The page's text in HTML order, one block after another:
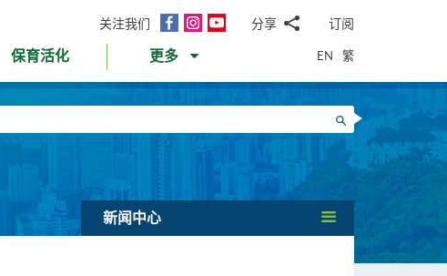
关注我们
面
InstagramYouTube分享
邮WhatsApp
微
信
面
书Twitter
LinkedIn
微
订阅
保育活化 更多 EN 繁
搜寻
新闻中心